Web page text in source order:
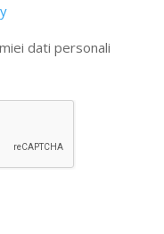
dati personali